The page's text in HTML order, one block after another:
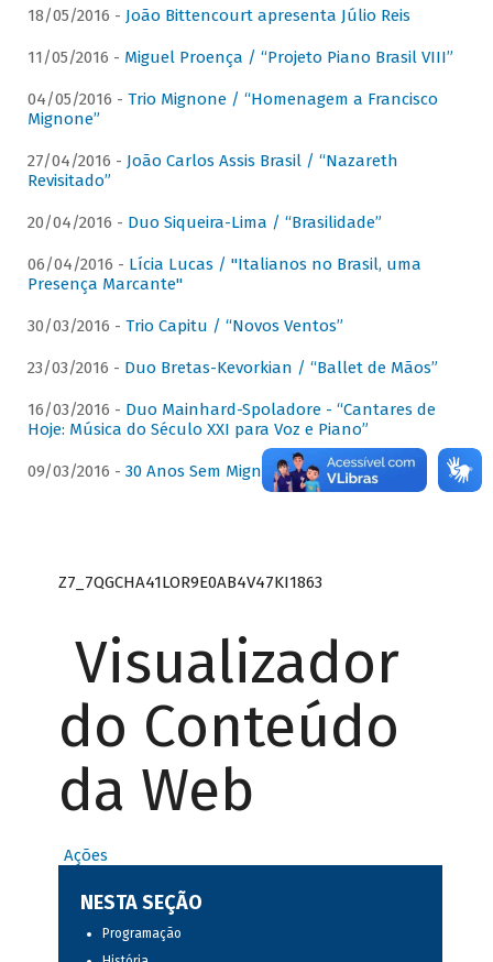
18/05/2016 - João Bittencourt apresenta Júlio Reis
11/05/2016 - Miguel Proença / “Projeto Piano Brasil VIII”
04/05/2016 - Trio Mignone / “Homenagem a Francisco
Mignone”
27/04/2016 - João Carlos Assis Brasil / “Nazareth
Revisitado”
20/04/2016 - Duo Siqueira-Lima / “Brasilidade”
06/04/2016 - Lícia Lucas / "Italianos no Brasil, uma
Presença Marcante"
30/03/2016 - Trio Capitu / “Novos Ventos”
23/03/2016 - Duo Bretas-Kevorkian / “Ballet de Mãos”
16/03/2016 - Duo Mainhard-Spoladore - “Cantares de
Hoje: Música do Século XXI para Voz e Piano”
09/03/2016 - 30 Anos Sem Mignone
Z7_7QGCHA41LOR9E0AB4V47KI1863
Visualizador
do Conteúdo
da Web
Ações
NESTA SEÇÃO
Programação